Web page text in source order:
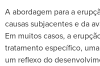
A abordagem para a
causas subjacentes e da
Em muitos casos, a
tratamento específico,
um reflexo do